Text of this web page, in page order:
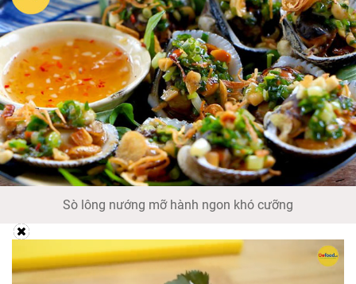
Sò lông nướng mỡ hành ngon khó cưỡng